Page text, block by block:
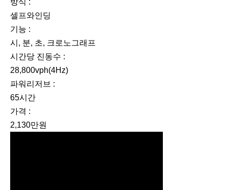
방식 :
셀프와인딩
기능 :
시, 분, 초, 크로노그래프
시간당 진동수 :
28,800vph(4Hz)
파워리저브 :
65시간
가격 :
2,130만원